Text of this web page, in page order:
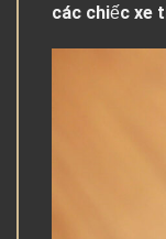
các chiếc xe